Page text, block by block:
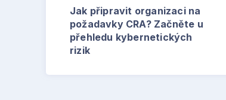
Jak připravit organizaci na
požadavky CRA? Začněte u
přehledu kybernetických
rizik